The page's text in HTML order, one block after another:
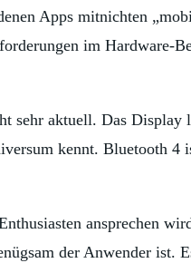
Apps mitnichten
im Hardware-
sehr aktuell. Das
kennt. Bluetooth
ansprechen
der Anwender